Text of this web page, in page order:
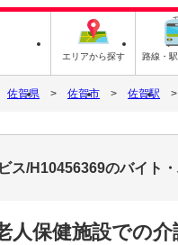
エリアから探す 路線・
佐賀県 佐賀市 佐賀駅
ス/H10456369のバイト
老人保健施設で